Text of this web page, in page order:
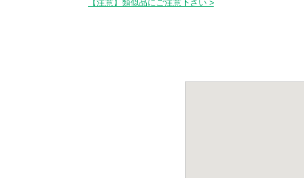
【注意】類似品にご注意下さい >